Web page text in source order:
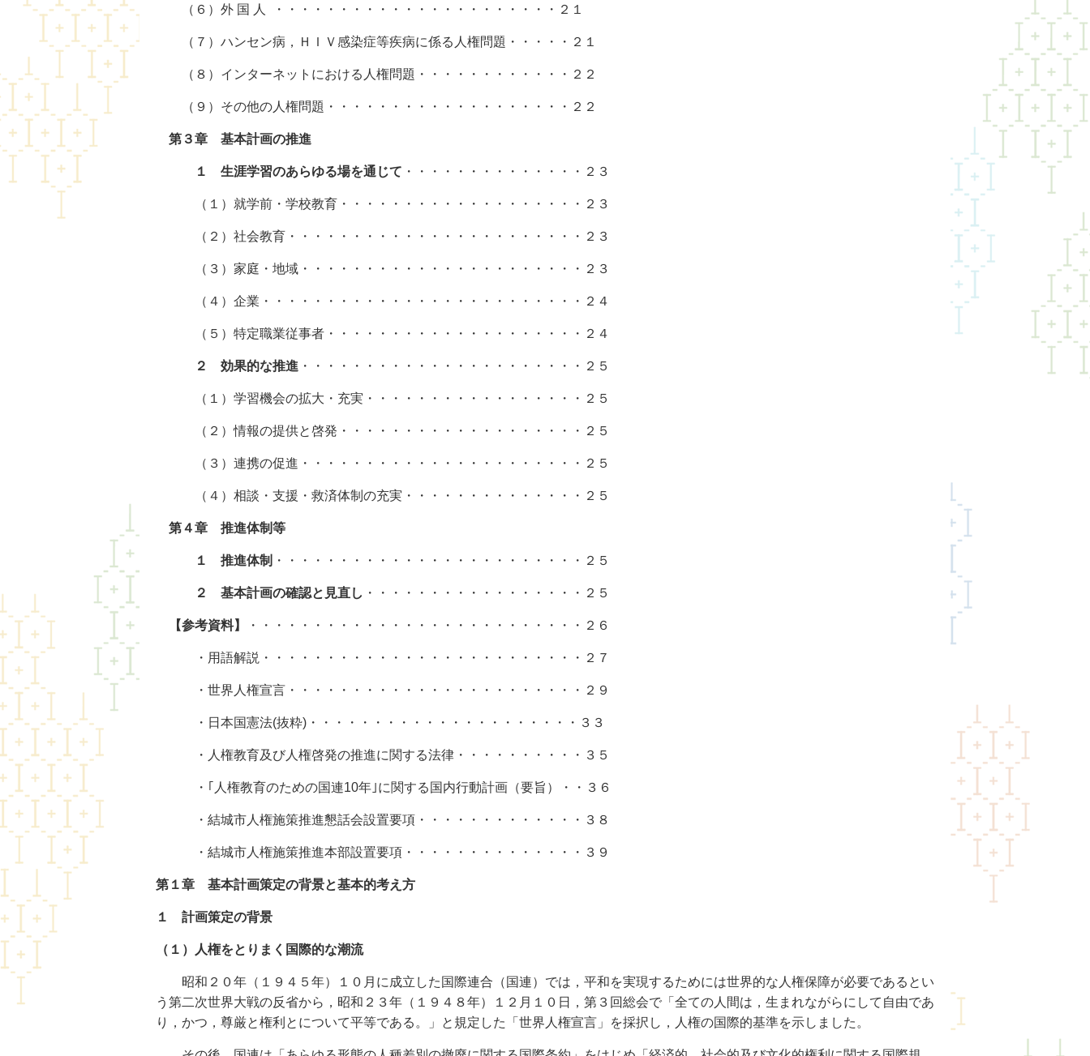
（６）外 国 人 ・・・・・・・・・・・・・・・・・・・・・・２１
（７）ハンセン病，ＨＩＶ感染症等疾病に係る人権問題・・・・・２１
（８）インターネットにおける人権問題・・・・・・・・・・・・２２
（９）その他の人権問題・・・・・・・・・・・・・・・・・・・２２
第３章 基本計画の推進
１ 生涯学習のあらゆる場を通じて ・・・・・・・・・・・・・・２３
（１）就学前・学校教育・・・・・・・・・・・・・・・・・・・２３
（２）社会教育・・・・・・・・・・・・・・・・・・・・・・・２３
（３）家庭・地域・・・・・・・・・・・・・・・・・・・・・・２３
（４）企業・・・・・・・・・・・・・・・・・・・・・・・・・２４
（５）特定職業従事者・・・・・・・・・・・・・・・・・・・・２４
２ 効果的な推進 ・・・・・・・・・・・・・・・・・・・・・・２５
（１）学習機会の拡大・充実・・・・・・・・・・・・・・・・・２５
（２）情報の提供と啓発・・・・・・・・・・・・・・・・・・・２５
（３）連携の促進・・・・・・・・・・・・・・・・・・・・・・２５
（４）相談・支援・救済体制の充実・・・・・・・・・・・・・・２５
第４章 推進体制等
１ 推進体制 ・・・・・・・・・・・・・・・・・・・・・・・・２５
２ 基本計画の確認と見直し ・・・・・・・・・・・・・・・・・２５
【参考資料】 ・・・・・・・・・・・・・・・・・・・・・・・・・・２６
・用語解説・・・・・・・・・・・・・・・・・・・・・・・・・２７
・世界人権宣言・・・・・・・・・・・・・・・・・・・・・・・２９
・日本国憲法(抜粋)・・・・・・・・・・・・・・・・・・・・・３３
・人権教育及び人権啓発の推進に関する法律・・・・・・・・・・３５
・｢人権教育のための国連10年｣に関する国内行動計画（要旨）・・３６
・結城市人権施策推進懇話会設置要項・・・・・・・・・・・・・３８
・結城市人権施策推進本部設置要項・・・・・・・・・・・・・・３９
第１章 基本計画策定の背景と基本的考え方
１ 計画策定の背景
（１）人権をとりまく国際的な潮流
昭和２０年（１９４５年）１０月に成立した国際連合（国連）では，平和を実現するためには世界的な人権保障が必要であるとい
う第二次世界大戦の反省から，昭和２３年（１９４８年）１２月１０日，第３回総会で「全ての人間は，生まれながらにして自由であ
り，かつ，尊厳と権利とについて平等である。」と規定した「世界人権宣言」を採択し，人権の国際的基準を示しました。